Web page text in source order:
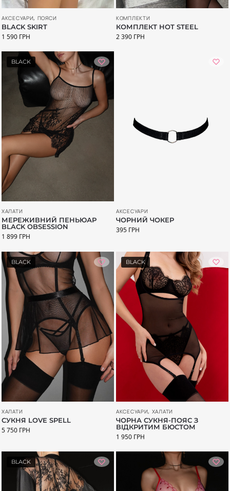
АКСЕСУАРИ, ПОЯСИ
BLACK SKIRT
1 590 ГРН
КОМПЛЕКТИ
КОМПЛЕКТ HOT STEEL
2 390 ГРН
BLACK
ХАЛАТИ
МЕРЕЖИВНИЙ ПЕНЬЮАР
BLACK OBSESSION
1 899 ГРН
АКСЕСУАРИ
ЧОРНИЙ ЧОКЕР
395 ГРН
BLACK
ХАЛАТИ
СУКНЯ LOVE SPELL
5 750 ГРН
BLACK
АКСЕСУАРИ, ХАЛАТИ
ЧОРНА СУКНЯ-ПОЯС З
ВІДКРИТИМ БЮСТОМ
1 950 ГРН
BLACK